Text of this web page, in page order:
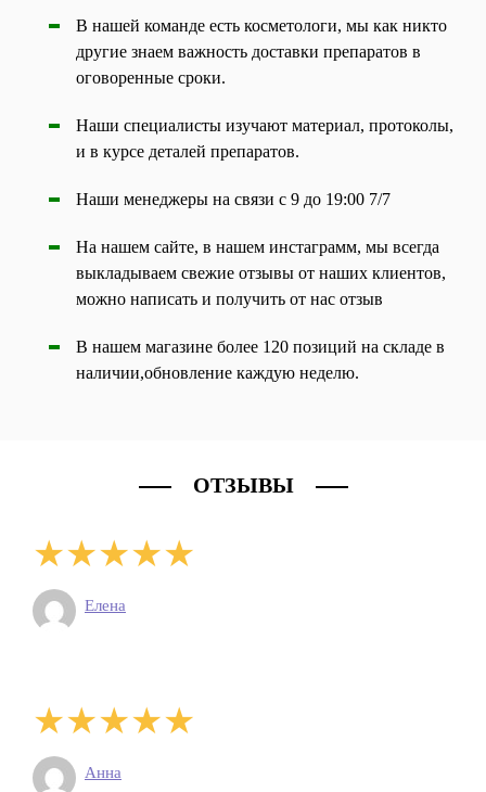
В нашей команде есть косметологи, мы как никто
другие знаем важность доставки препаратов в
оговоренные сроки.
Наши специалисты изучают материал, протоколы,
и в курсе деталей препаратов.
Наши менеджеры на связи с 9 до 19:00 7/7
На нашем сайте, в нашем инстаграмм, мы всегда
выкладываем свежие отзывы от наших клиентов,
можно написать и получить от нас отзыв
В нашем магазине более 120 позиций на складе в
наличии,обновление каждую неделю.
ОТЗЫВЫ
Елена
Анна